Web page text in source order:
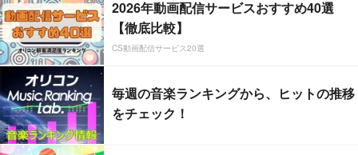
2026年動画配信サービスおすすめ40選
【徹底比較】
CS動画配信サービス20選
毎週の音楽ランキングから、ヒットの推移
をチェック！